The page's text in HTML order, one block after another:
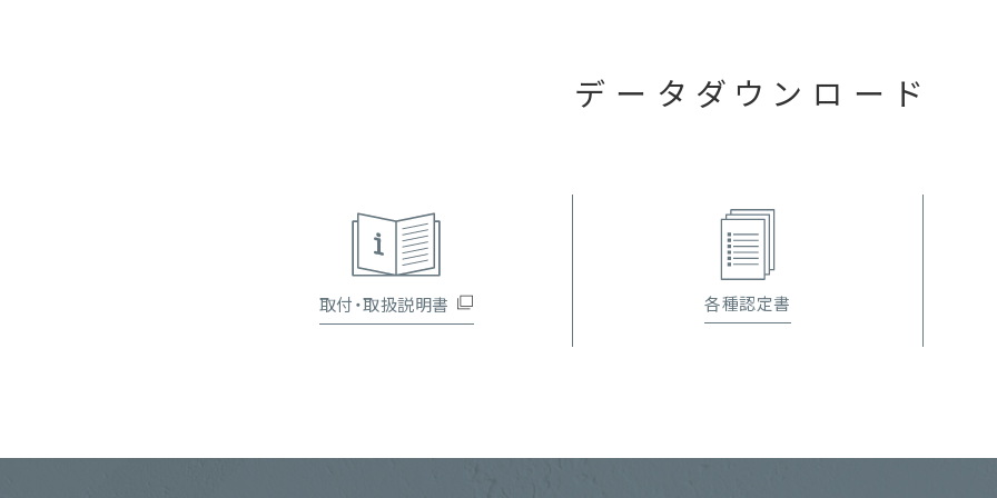
データダウンロード
取付・取扱説明書 各種認定書